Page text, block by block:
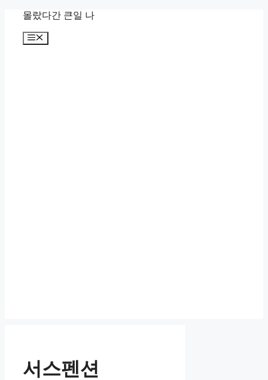
몰랐다간 큰일 나
메
서스펜션